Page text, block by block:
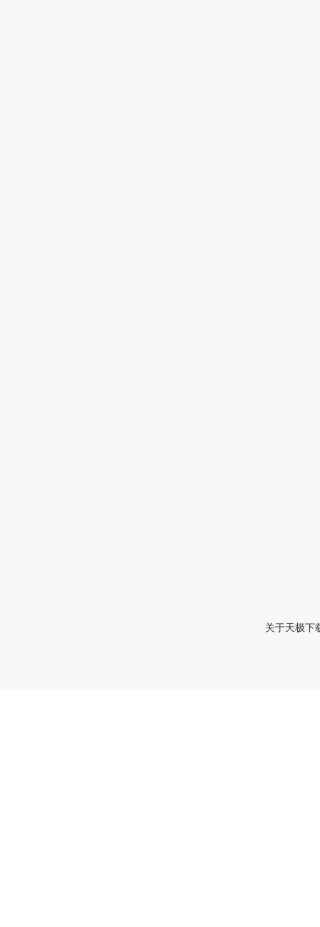
关于天极下